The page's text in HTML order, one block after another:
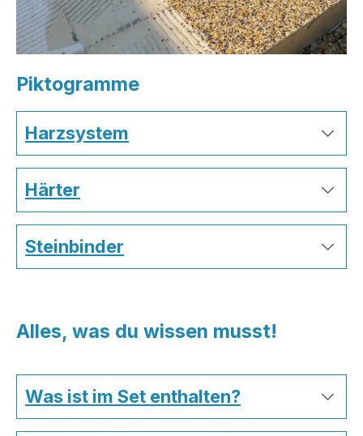
Piktogramme
Harzsystem
Härter
Steinbinder
Alles, was du wissen musst!
Was ist im Set enthalten?